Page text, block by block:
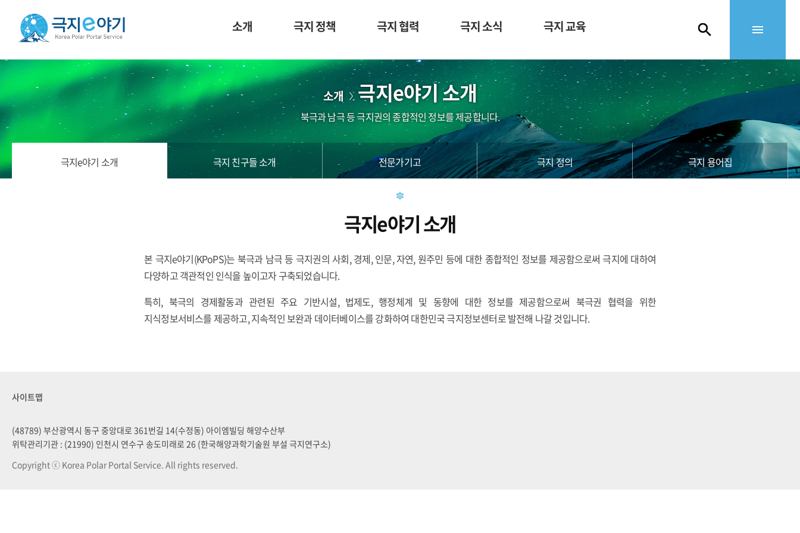
소개 극지 정책 극지 협력 극지 소식 극지 교육
소개 극지e야기 소개
북극과 남극 등 극지권의 종합적인 정보를 제공합니다.
극지e야기 소개 극지 친구들 소개 전문가기고 극지 정의 극지 용어집
극지e야기 소개
본 극지e야기(KPoPS)는 북극과 남극 등 극지권의 사회, 경제, 인문, 자연, 원주민 등에 대한 종합적인 정보를 제공함으로써 극지에 대하여
다양하고 객관적인 인식을 높이고자 구축되었습니다.
특히, 북극의 경제활동과 관련된 주요 기반시설, 법제도, 행정체계 및 동향에 대한 정보를 제공함으로써 북극권 협력을 위한
지식정보서비스를 제공하고, 지속적인 보완과 데이터베이스를 강화하여 대한민국 극지정보센터로 발전해 나갈 것입니다.
사이트맵
(48789) 부산광역시 동구 중앙대로 361번길 14(수정동) 아이엠빌딩 해양수산부
위탁관리기관 : (21990) 인천시 연수구 송도미래로 26 (한국해양과학기술원 부설 극지연구소)
Copyright ⓒ Korea Polar Portal Service. All rights reserved.